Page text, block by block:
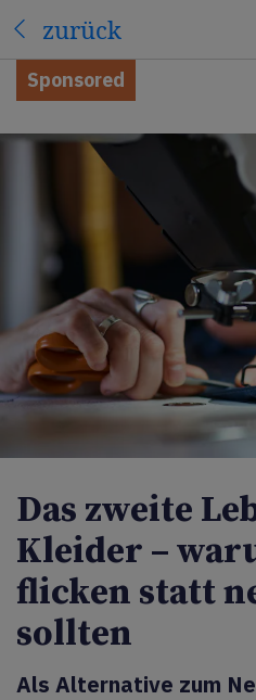
zurück
Sponsored
Das zweite
Kleider –
flicken statt
sollten
Als Alternative zum